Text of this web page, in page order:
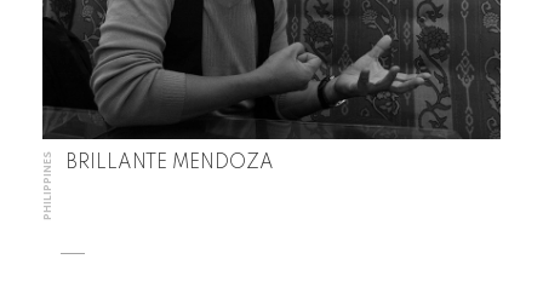
PHILIPPINES BRILLANTE MENDOZA